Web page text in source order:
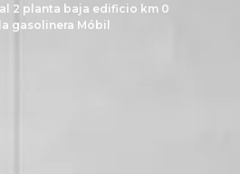
2 planta baja edificio km 0
gasolinera Móbil